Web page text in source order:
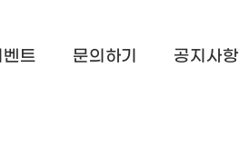
벤트 문의하기 공지사항